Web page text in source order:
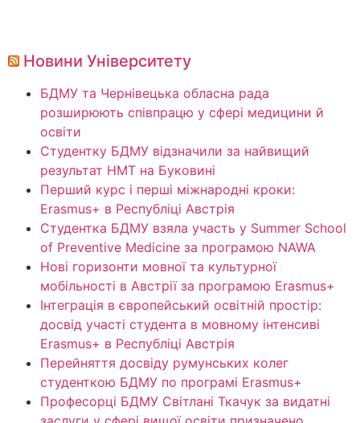
Новини Університету
БДМУ та Чернівецька обласна рада
розширюють співпрацю у сфері медицини й
освіти
Студентку БДМУ відзначили за найвищий
результат НМТ на Буковині
Перший курс і перші міжнародні кроки:
Erasmus+ в Республіці Австрія
Студентка БДМУ взяла участь у Summer School
of Preventive Medicine за програмою NAWA
Нові горизонти мовної та культурної
мобільності в Австрії за програмою Erasmus+
Інтеграція в європейський освітній простір:
досвід участі студента в мовному інтенсиві
Erasmus+ в Республіці Австрія
Перейняття досвіду румунських колег
студенткою БДМУ по програмі Erasmus+
Професорці БДМУ Світлані Ткачук за видатні